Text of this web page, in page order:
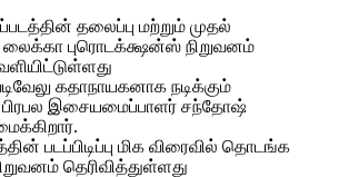
தலைப்பு மற்றும் முதல்
புரொடக்க்ஷன்ஸ் நிறுவனம்
ளது
கதாநாயகனாக நடிக்கும்
பிரபல இசையமைப்பாளர் சந்தோஷ்
படப்பிடிப்பு மிக விரைவில் தொடங்க
தெரிவித்துள்ளது